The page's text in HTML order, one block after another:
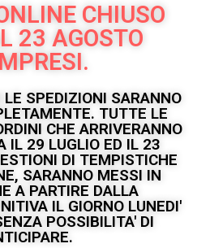
CHIUSO
23 AGOSTO
SPEDIZIONI SARANNO
TUTTE LE
CHE ARRIVERANNO
IL 29 LUGLIO ED IL 23
DI TEMPISTICHE
SARANNO MESSI IN
A PARTIRE DALLA
IL GIORNO LUNEDI'
POSSIBILITA' DI